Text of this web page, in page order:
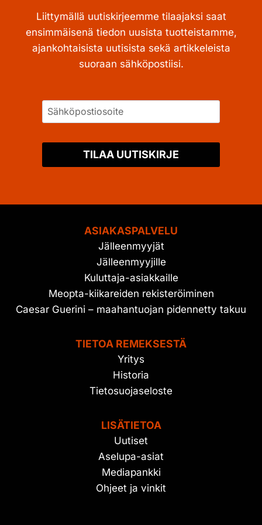
Liittymällä uutiskirjeemme tilaajaksi saat
ensimmäisenä tiedon uusista tuotteistamme,
ajankohtaisista uutisista sekä artikkeleista
suoraan sähköpostiisi.
TILAA UUTISKIRJE
ASIAKASPALVELU
Jälleenmyyjät
Jälleenmyyjille
Kuluttaja-asiakkaille
Meopta-kiikareiden rekisteröiminen
Caesar Guerini – maahantuojan pidennetty takuu
TIETOA REMEKSESTÄ
Yritys
Historia
Tietosuojaseloste
LISÄTIETOA
Uutiset
Aselupa-asiat
Mediapankki
Ohjeet ja vinkit